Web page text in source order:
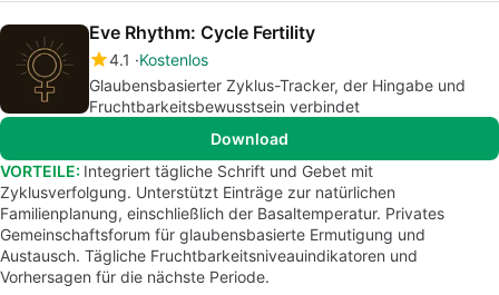
Eve Rhythm: Cycle Fertility
4.1
Kostenlos
Glaubensbasierter Zyklus-Tracker, der Hingabe und
Fruchtbarkeitsbewusstsein verbindet
Download
VORTEILE: Integriert tägliche Schrift und Gebet mit
Zyklusverfolgung. Unterstützt Einträge zur natürlichen
Familienplanung, einschließlich der Basaltemperatur. Privates
Gemeinschaftsforum für glaubensbasierte Ermutigung und
Austausch. Tägliche Fruchtbarkeitsniveauindikatoren und
Vorhersagen für die nächste Periode.